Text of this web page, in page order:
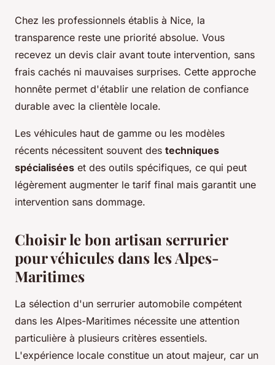
Chez les professionnels établis à Nice, la
transparence reste une priorité absolue. Vous
recevez un devis clair avant toute intervention, sans
frais cachés ni mauvaises surprises. Cette approche
honnête permet d'établir une relation de confiance
durable avec la clientèle locale.
Les véhicules haut de gamme ou les modèles
récents nécessitent souvent des techniques
spécialisées et des outils spécifiques, ce qui peut
légèrement augmenter le tarif final mais garantit une
intervention sans dommage.
Choisir le bon artisan serrurier
pour véhicules dans les Alpes-
Maritimes
La sélection d'un serrurier automobile compétent
dans les Alpes-Maritimes nécessite une attention
particulière à plusieurs critères essentiels.
L'expérience locale constitue un atout majeur, car un